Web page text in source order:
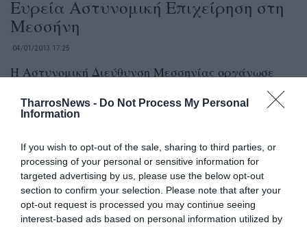
TharrosNews - Do Not Process My Personal
Information
If you wish to opt-out of the sale, sharing to third parties, or
processing of your personal or sensitive information for
targeted advertising by us, please use the below opt-out
section to confirm your selection. Please note that after your
opt-out request is processed you may continue seeing
interest-based ads based on personal information utilized by
Ευρεία Αστυνομική Επιχείρηση στη
Μεσσήνη
04/01/2013 17:25
Η Αστυνομική Διεύθυνση Μεσσηνίας οργάνωσε
αστυνομική επιχείρηση στη Μεσσήνη.Κατά την...
Xωρίς τηλέφωνο και Ιντερνετ η
ΒΙΠΕ από τους τσιγγάνους
04/01/2013 09:24
Τηλεπικοινωνιακό «σκοτάδι» σε ΒΙΠΕ και